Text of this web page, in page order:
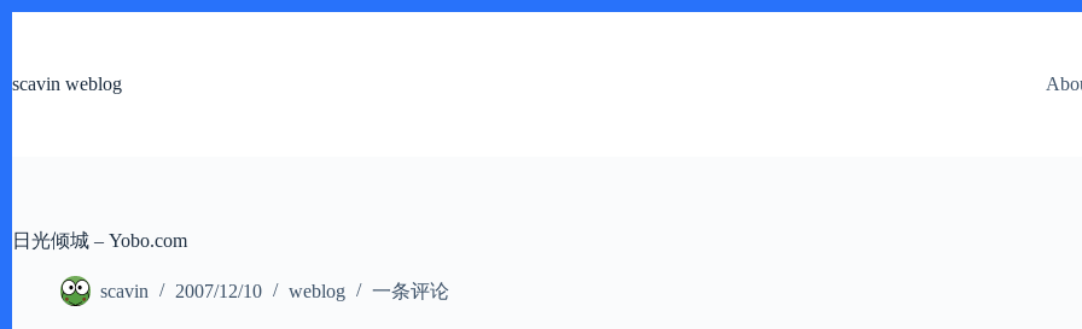
scavin weblog
日光倾城 – Yobo.com
scavin 2007/12/10 weblog 一条评论